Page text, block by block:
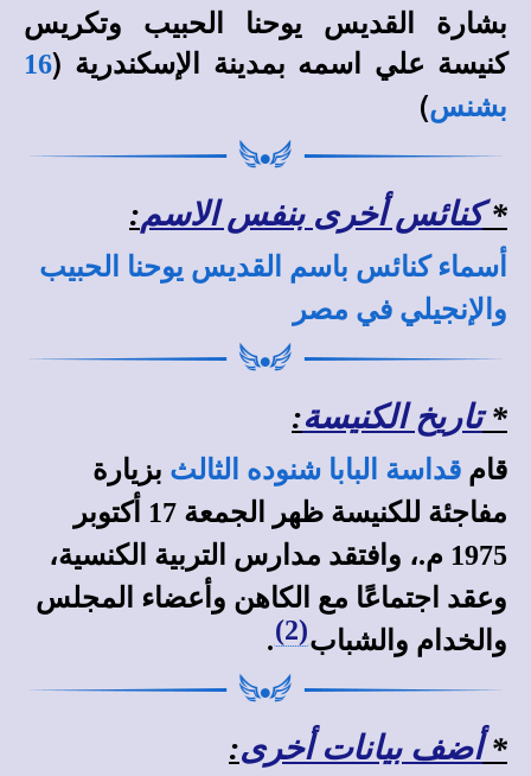
بشارة القديس يوحنا الحبيب وتكريس
كنيسة علي اسمه بمدينة الإسكندرية (16
بشنس)
*كنائس أخرى بنفس الاسم:
أسماء كنائس باسم القديس يوحنا الحبيب
والإنجيلي في مصر
*تاريخ الكنيسة:
قام قداسة البابا شنوده الثالث بزيارة
مفاجئة للكنيسة ظهر الجمعة 17 أكتوبر
1975 م.، وافتقد مدارس التربية الكنسية،
وعقد اجتماعًا مع الكاهن وأعضاء المجلس
والخدام والشباب(2)
.
*أضف بيانات أخرى: